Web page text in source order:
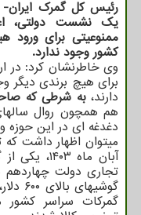
رئیس کل گمرک ایران-
یک نشست دولتی،
ممنوعیتی برای ورود
کشور وجود ندارد.
وی خاطرنشان کرد: در
برای هیچ برندی دیگر
دارند،به شرطی که
هم همچون روال
دغدغه ای در این حوزه
میتوان اظهار داشت
آبان ماه
تجاری دولت چهاردهم
گمرکات سراسر کشور